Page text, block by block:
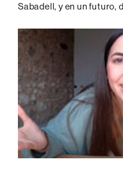
Sabadell, y en un futuro,